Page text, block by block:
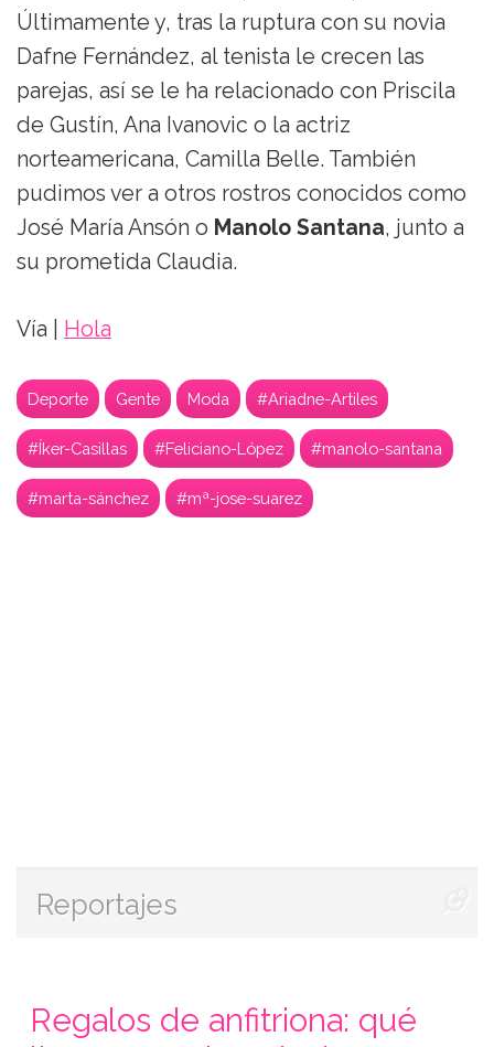
Últimamente y, tras la ruptura con su novia
Dafne Fernández, al tenista le crecen las
parejas, así se le ha relacionado con Priscila
de Gustín, Ana Ivanovic o la actriz
norteamericana, Camilla Belle. También
pudimos ver a otros rostros conocidos como
José María Ansón o Manolo Santana, junto a
su prometida Claudia.
Vía | Hola
Deporte Gente Moda #Ariadne-Artiles
#Íker-Casillas #Feliciano-López #manolo-santana
#marta-sánchez #mª-jose-suarez
Reportajes
Regalos de anfitriona: qué